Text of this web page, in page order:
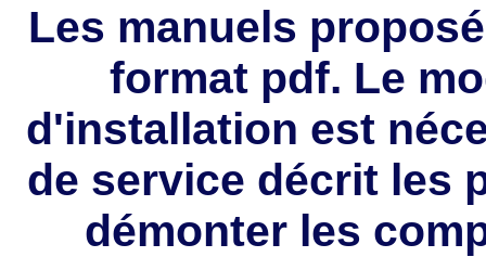
Les manuels
format pdf. Le
d'installation est
de service décrit les
démonter les